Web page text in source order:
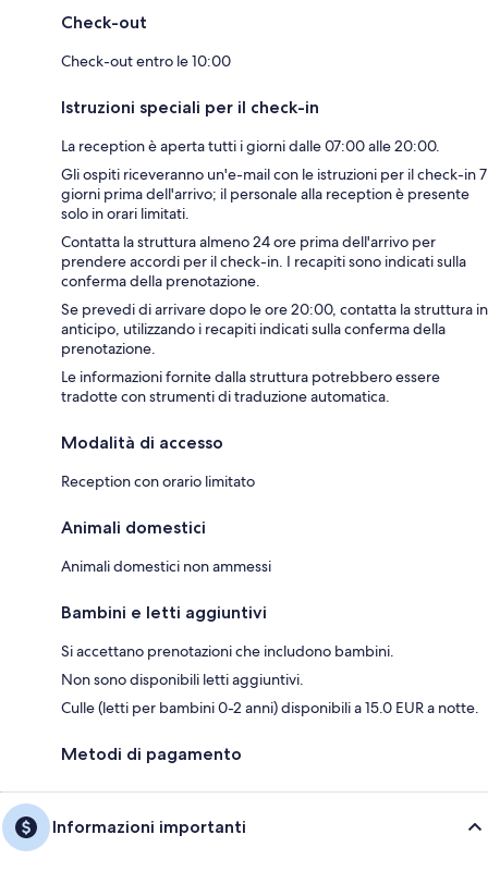
Check-out
Check-out entro le 10:00
Istruzioni speciali per il check-in
La reception è aperta tutti i giorni dalle 07:00 alle 20:00.
Gli ospiti riceveranno un'e-mail con le istruzioni per il check-in 7
giorni prima dell'arrivo; il personale alla reception è presente
solo in orari limitati.
Contatta la struttura almeno 24 ore prima dell'arrivo per
prendere accordi per il check-in. I recapiti sono indicati sulla
conferma della prenotazione.
Se prevedi di arrivare dopo le ore 20:00, contatta la struttura in
anticipo, utilizzando i recapiti indicati sulla conferma della
prenotazione.
Le informazioni fornite dalla struttura potrebbero essere
tradotte con strumenti di traduzione automatica.
Modalità di accesso
Reception con orario limitato
Animali domestici
Animali domestici non ammessi
Bambini e letti aggiuntivi
Si accettano prenotazioni che includono bambini.
Non sono disponibili letti aggiuntivi.
Culle (letti per bambini 0-2 anni) disponibili a 15.0 EUR a notte.
Metodi di pagamento
Informazioni importanti